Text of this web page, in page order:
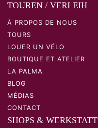
TOUREN / VERLEIH
À PROPOS DE NOUS
TOURS
LOUER UN VÉLO
BOUTIQUE ET ATELIER
LA PALMA
BLOG
MÉDIAS
CONTACT
SHOPS & WERKSTATT